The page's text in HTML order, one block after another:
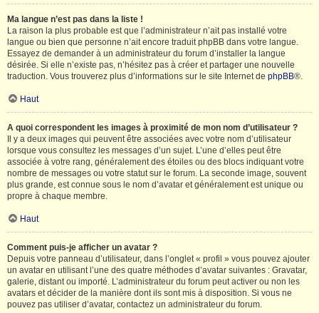
Ma langue n’est pas dans la liste !
La raison la plus probable est que l’administrateur n’ait pas installé votre
langue ou bien que personne n’ait encore traduit phpBB dans votre langue.
Essayez de demander à un administrateur du forum d’installer la langue
désirée. Si elle n’existe pas, n’hésitez pas à créer et partager une nouvelle
traduction. Vous trouverez plus d’informations sur le site Internet de phpBB®.
Haut
A quoi correspondent les images à proximité de mon nom d’utilisateur ?
Il y a deux images qui peuvent être associées avec votre nom d’utilisateur
lorsque vous consultez les messages d’un sujet. L’une d’elles peut être
associée à votre rang, généralement des étoiles ou des blocs indiquant votre
nombre de messages ou votre statut sur le forum. La seconde image, souvent
plus grande, est connue sous le nom d’avatar et généralement est unique ou
propre à chaque membre.
Haut
Comment puis-je afficher un avatar ?
Depuis votre panneau d’utilisateur, dans l’onglet « profil » vous pouvez ajouter
un avatar en utilisant l’une des quatre méthodes d’avatar suivantes : Gravatar,
galerie, distant ou importé. L’administrateur du forum peut activer ou non les
avatars et décider de la manière dont ils sont mis à disposition. Si vous ne
pouvez pas utiliser d’avatar, contactez un administrateur du forum.